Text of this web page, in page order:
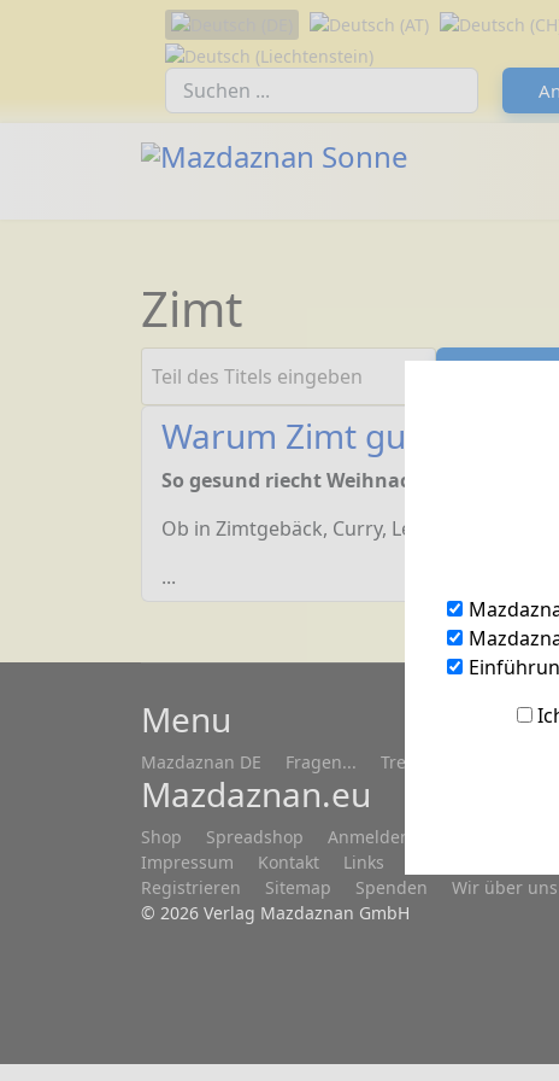
Sprache auswählen
Suchfeld
Zimt
Warum Zimt gut zur
So gesund riecht Weihnachten!
Ob in Zimtgebäck, Curry, Lebkuchen oder
...
Menu
Mazdaznan DE Fragen... Treffen/Seminare
Mazdaznan.eu
Shop Spreadshop Anmelden
Impressum
Kontakt Links
Registrieren
Sitemap Spenden Wir über uns
© 2026 Verlag Mazdaznan GmbH